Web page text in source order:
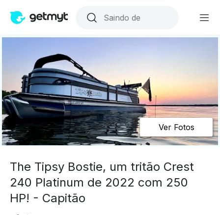
Ver Fotos
The Tipsy Bostie, um tritão Crest
240 Platinum de 2022 com 250
HP! - Capitão